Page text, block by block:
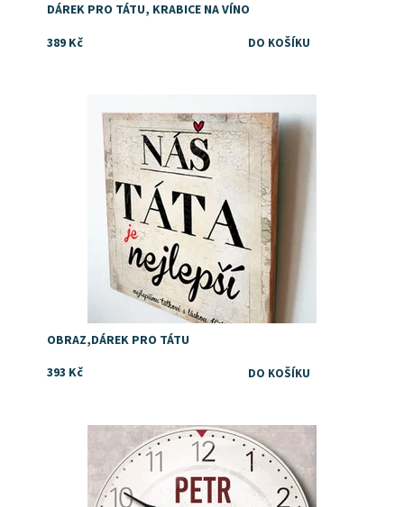
DÁREK PRO TÁTU, KRABICE NA VÍNO
389 Kč
DejDar
OBRAZ,DÁREK PRO TÁTU
393 Kč
Dostupnost: Skladem